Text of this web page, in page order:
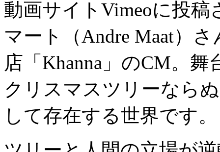
動画サイトVimeoに投
マート（Andre Maat）
店「Khanna」のCM。
クリスマスツリーなら
して存在する世界です。